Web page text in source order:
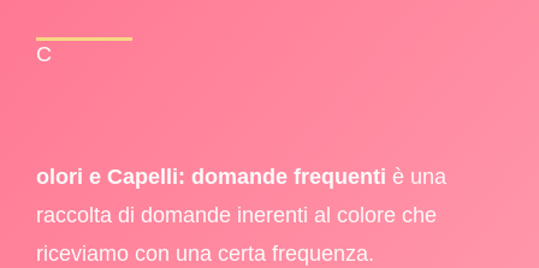
C
olori e Capelli: domande frequenti è una
raccolta di domande inerenti al colore che
riceviamo con una certa frequenza.